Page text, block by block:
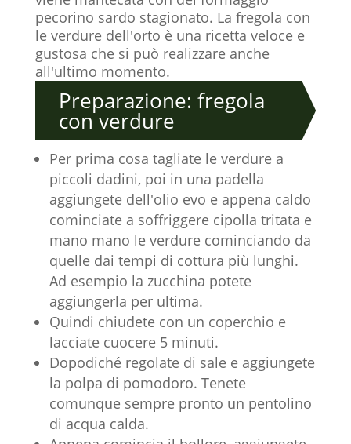
pecorino sardo stagionato. La fregola con
le verdure dell'orto è una ricetta veloce e
gustosa che si può realizzare anche
all'ultimo momento.
Preparazione: fregola
con verdure
Per prima cosa tagliate le verdure a
piccoli dadini, poi in una padella
aggiungete dell'olio evo e appena caldo
cominciate a soffriggere cipolla tritata e
mano mano le verdure cominciando da
quelle dai tempi di cottura più lunghi.
Ad esempio la zucchina potete
aggiungerla per ultima.
Quindi chiudete con un coperchio e
lacciate cuocere 5 minuti.
Dopodiché regolate di sale e aggiungete
la polpa di pomodoro. Tenete
comunque sempre pronto un pentolino
di acqua calda.